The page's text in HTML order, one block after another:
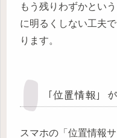
もう残りわずかとい
に明るくしない工夫
ります。
「位置情報」
スマホの「位置情報